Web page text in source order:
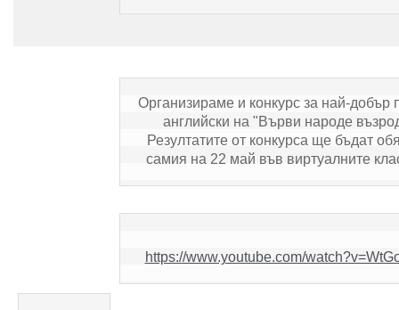
Организираме и конкурс за най-добър
английски на "Върви народе
Резултатите от конкурса ще бъдат
самия на 22 май във виртуалните
https://www.youtube.com/